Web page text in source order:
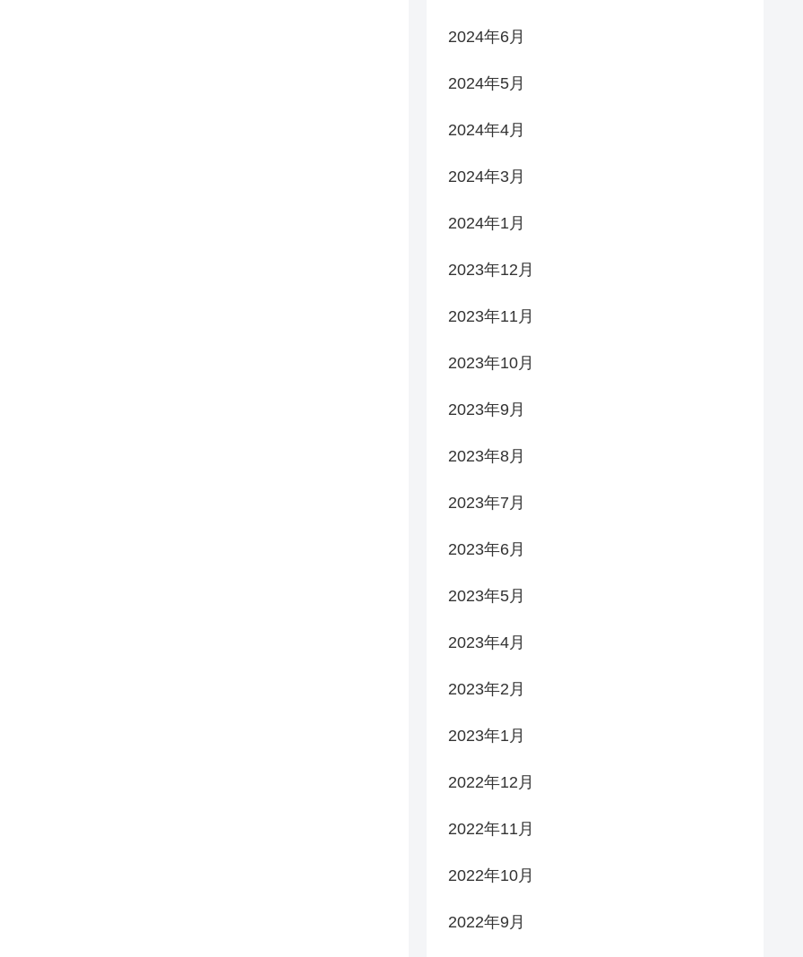
2024年6月
2024年5月
2024年4月
2024年3月
2024年1月
2023年12月
2023年11月
2023年10月
2023年9月
2023年8月
2023年7月
2023年6月
2023年5月
2023年4月
2023年2月
2023年1月
2022年12月
2022年11月
2022年10月
2022年9月